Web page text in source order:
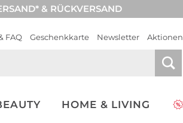
& RÜCKVERSAND
FAQ Geschenkkarte Newsletter Aktionen
HOME & LIVING